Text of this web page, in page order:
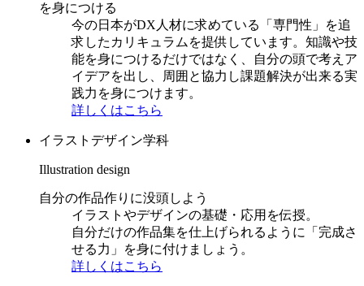
を身につける
今の日本がDX人材に求めている「専門性」を追
求したカリキュラムを提供しています。知識や技
能を身につけるだけではなく、自分の頭で考えア
イデアを出し、周囲と協力し課題解決が出来る実
践力を身につけます。
詳しくはこちら
イラストデザイン学科
Illustration design
自分の作品作りに没頭しよう
イラストやデザインの基礎・応用を伝授。
自分だけの作品集を仕上げられるように「完成さ
せる力」を身に付けましょう。
詳しくはこちら